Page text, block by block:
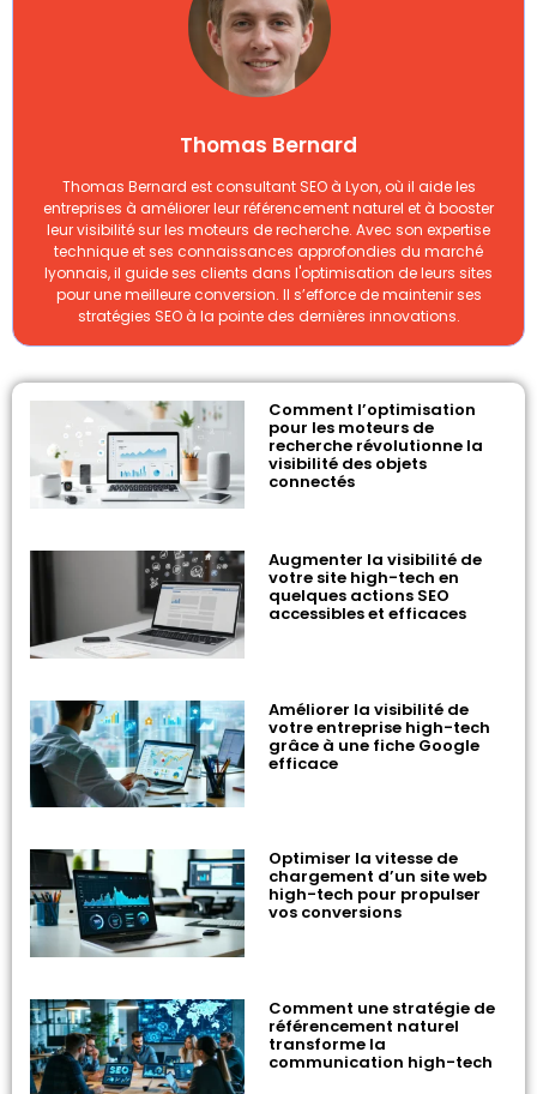
Thomas Bernard
Thomas Bernard est consultant SEO à Lyon, où il aide les
entreprises à améliorer leur référencement naturel et à booster
leur visibilité sur les moteurs de recherche. Avec son expertise
technique et ses connaissances approfondies du marché
lyonnais, il guide ses clients dans l'optimisation de leurs sites
pour une meilleure conversion. Il s’efforce de maintenir ses
stratégies SEO à la pointe des dernières innovations.
Comment l’optimisation
pour les moteurs de
recherche révolutionne la
visibilité des objets
connectés
Augmenter la visibilité de
votre site high-tech en
quelques actions SEO
accessibles et efficaces
Améliorer la visibilité de
votre entreprise high-tech
grâce à une fiche Google
efficace
Optimiser la vitesse de
chargement d’un site web
high-tech pour propulser
vos conversions
Comment une stratégie de
référencement naturel
transforme la
communication high-tech